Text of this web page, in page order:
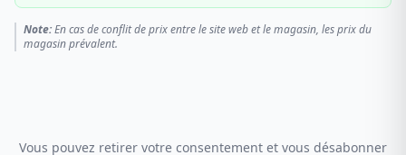
Note:En cas de conflit de prix entre le site web et le magasin, les prix du
magasin prévalent.
Vous pouvez retirer votre consentement et vous désabonner